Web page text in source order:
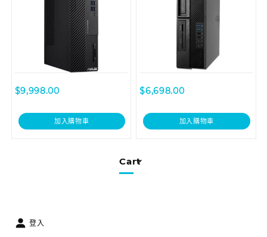
Cart
$9,998.00
加入購物車
$6,698.00
加入購物車
登入